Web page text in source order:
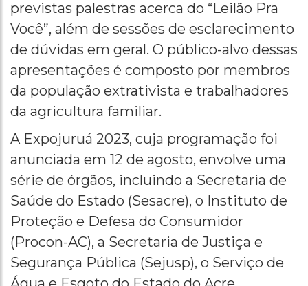
previstas palestras acerca do “Leilão Pra
Você”, além de sessões de esclarecimento
de dúvidas em geral. O público-alvo dessas
apresentações é composto por membros
da população extrativista e trabalhadores
da agricultura familiar.
A Expojuruá 2023, cuja programação foi
anunciada em 12 de agosto, envolve uma
série de órgãos, incluindo a Secretaria de
Saúde do Estado (Sesacre), o Instituto de
Proteção e Defesa do Consumidor
(Procon-AC), a Secretaria de Justiça e
Segurança Pública (Sejusp), o Serviço de